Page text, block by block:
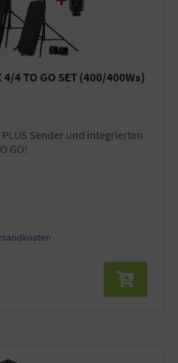
4 TO GO SET (400/400Ws)
GO!